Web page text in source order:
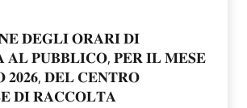
𝐃𝐄𝐆𝐋𝐈 𝐎𝐑𝐀𝐑𝐈 𝐃𝐈
𝐏𝐔𝐁𝐁𝐋𝐈𝐂𝐎, 𝐏𝐄𝐑 𝐈𝐋 𝐌𝐄𝐒𝐄
𝟐𝟎𝟐𝟔, 𝐃𝐄𝐋 𝐂𝐄𝐍𝐓𝐑𝐎
𝐃𝐈 𝐑𝐀𝐂𝐂𝐎𝐋𝐓𝐀